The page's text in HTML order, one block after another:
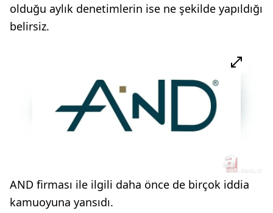
olduğu aylık denetimlerin ise ne şekilde yapıldığı
belirsiz.
AND firması ile ilgili daha önce de birçok iddia
kamuoyuna yansıdı.